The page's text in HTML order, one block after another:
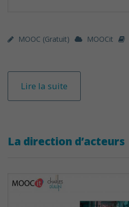
MOOC (gratuit) MOOCit
Lire la suite
La direction d’acteurs